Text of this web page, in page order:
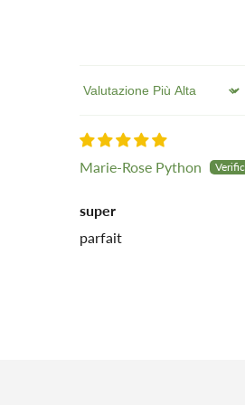
Sort by
Marie-Rose Python
super
parfait